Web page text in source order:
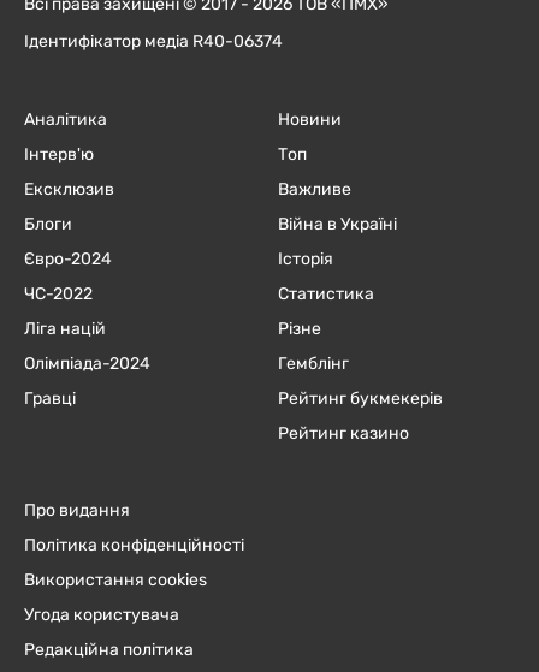
Всі права захищені © 2017 - 2026 ТОВ «ПМХ»
Ідентифікатор медіа R40-06374
Аналітика
Інтерв'ю
Ексклюзив
Блоги
Євро-2024
ЧC-2022
Ліга націй
Олімпіада-2024
Гравці
Новини
Топ
Важливе
Війна в Україні
Історія
Статистика
Різне
Гемблінг
Рейтинг букмекерів
Рейтинг казино
Про видання
Політика конфіденційності
Використання cookies
Угода користувача
Редакційна політика